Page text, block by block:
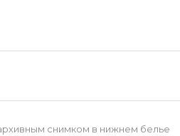
снимком в нижнем белье